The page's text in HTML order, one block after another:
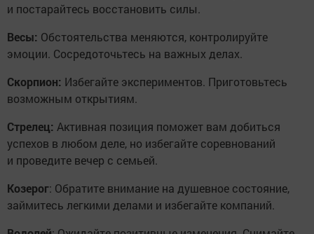
и постарайтесь восстановить силы.
Весы: Обстоятельства меняются, контролируйте
эмоции. Сосредоточьтесь на важных делах.
Скорпион: Избегайте экспериментов. Приготовьтесь
возможным открытиям.
Стрелец: Активная позиция поможет вам добиться
успехов в любом деле, но избегайте соревнований
и проведите вечер с семьей.
Козерог: Обратите внимание на душевное состояние,
займитесь легкими делами и избегайте компаний.